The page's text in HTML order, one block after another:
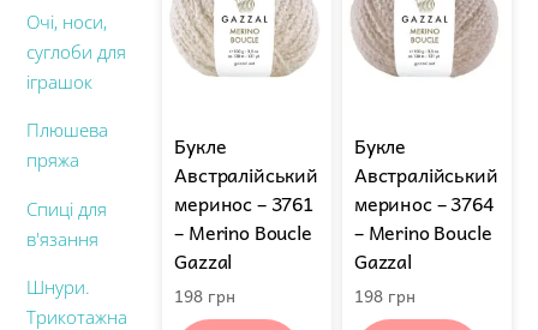
Букле
Австралійський
меринос – 3761
– Merino Boucle
Gazzal
198 грн
Букле
Австралійський
меринос – 3764
– Merino Boucle
Gazzal
198 грн
Очі, носи,
суглоби для
іграшок
Плюшева
пряжа
Спиці для
в'язання
Шнури.
Трикотажна